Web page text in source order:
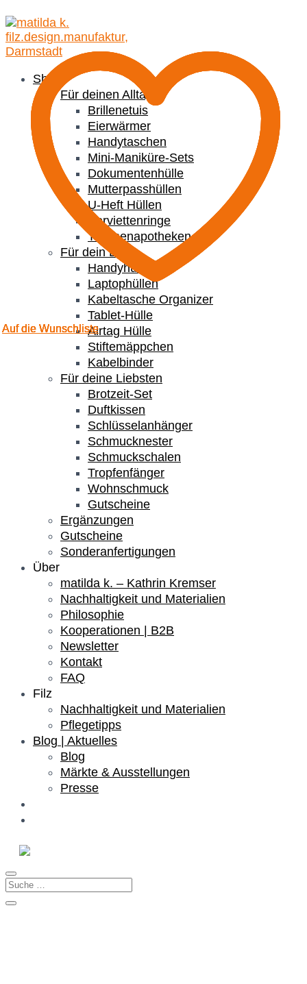
Shop
Für deinen Alltag
Brillenetuis
Eierwärmer
Handytaschen
Mini-Maniküre-Sets
Dokumentenhülle
Mutterpasshüllen
U-Heft Hüllen
Serviettenringe
Taschenapotheken
Für dein Büro
Handyhüllen
Laptophüllen
Kabeltasche Organizer
Tablet-Hülle
Airtag Hülle
Stiftemäppchen
Kabelbinder
Für deine Liebsten
Brotzeit-Set
Duftkissen
Schlüsselanhänger
Schmucknester
Schmuckschalen
Tropfenfänger
Wohnschmuck
Gutscheine
Ergänzungen
Gutscheine
Sonderanfertigungen
Über
matilda k. – Kathrin Kremser
Nachhaltigkeit und Materialien
Philosophie
Kooperationen | B2B
Newsletter
Kontakt
FAQ
Filz
Nachhaltigkeit und Materialien
Pflegetipps
Blog | Aktuelles
Blog
Märkte & Ausstellungen
Presse
Auf die Wunschliste
Auf die Wunschliste
Auf die Wunschliste
Auf die Wunschliste